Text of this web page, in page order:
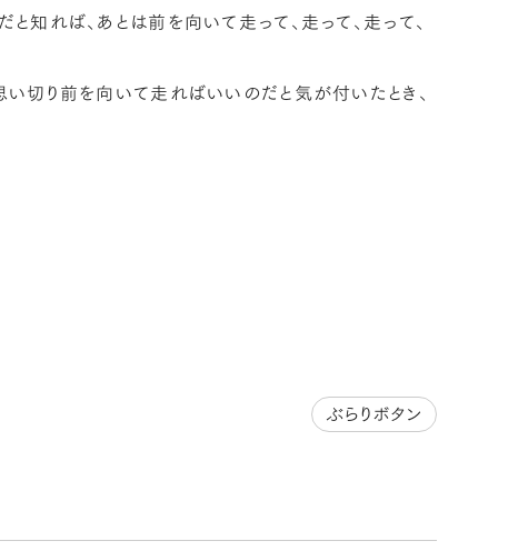
知れば、あとは前を向いて走って、走って、走って、
切り前を向いて走ればいいのだと気が付いたとき、
ぶらりボタン